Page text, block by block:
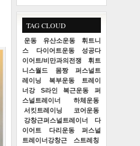
TAG CLOUD
운동 유산소운동
휘트니
스
다이어트운동
성공다
이어트/비만과의전쟁
휘트
니스월드
몸짱
퍼스널트
레이닝
복부운동
트레이
너강
S라인 복근운동
퍼
스널트레이너
하체운동
서킷트레이닝
코어운동
강창근퍼스널트레이너
다
이어트
다리운동
퍼스널
트레이너강창근
스트레칭